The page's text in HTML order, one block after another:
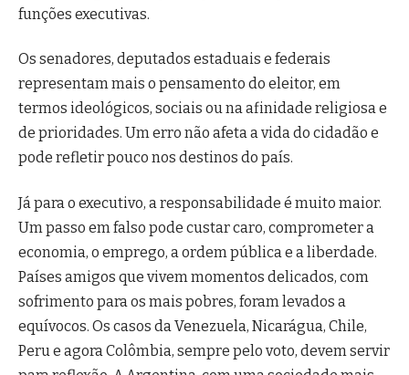
funções executivas.
Os senadores, deputados estaduais e federais
representam mais o pensamento do eleitor, em
termos ideológicos, sociais ou na afinidade religiosa e
de prioridades. Um erro não afeta a vida do cidadão e
pode refletir pouco nos destinos do país.
Já para o executivo, a responsabilidade é muito maior.
Um passo em falso pode custar caro, comprometer a
economia, o emprego, a ordem pública e a liberdade.
Países amigos que vivem momentos delicados, com
sofrimento para os mais pobres, foram levados a
equívocos. Os casos da Venezuela, Nicarágua, Chile,
Peru e agora Colômbia, sempre pelo voto, devem servir